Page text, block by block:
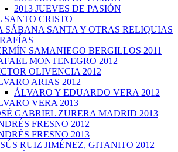
2013 JUEVES DE PASIÓN
SANTO CRISTO
SÁBANA SANTA Y OTRAS RELIQUIAS
SAMANIEGO BERGILLOS 2011
MONTENEGRO 2012
OLIVENCIA 2012
ARIAS 2012
ÁLVARO Y EDUARDO VERA 2012
VERA 2013
GABRIEL ZURERA MADRID 2013
FRESNO 2012
FRESNO 2013
RUIZ JIMÉNEZ, GITANITO 2012